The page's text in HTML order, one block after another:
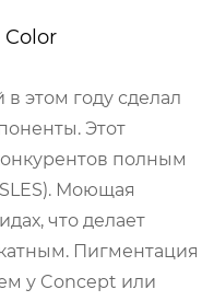
Color
этом году сделал
Этот
полным
Моющая
что делает
Пигментация
у Concept или